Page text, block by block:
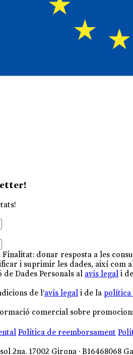
Finalitat: donar resposta a les
i suprimir les dades, així com
Dades Personals al avís legal i
de l'avís legal i de la política
comercial sobre
Política de reemborsament
2na. 17002 Girona · B16468068